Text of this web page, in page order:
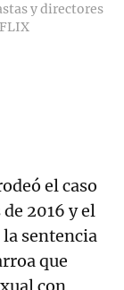
y directores
el caso
2016 y el
sentencia
que